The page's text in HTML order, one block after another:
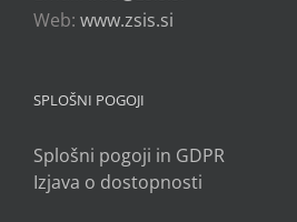
Web: www.zsis.si
SPLOŠNI POGOJI
Splošni pogoji in GDPR
Izjava o dostopnosti